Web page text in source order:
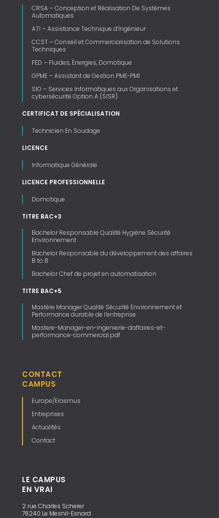
CRSA – Conception et Réalisation De Systèmes
Automatiques
ATI – Assistance Technique d’Ingénieur
CCST – Conseil et Commercialisation de Solutions
Techniques
FED – Fluides, Énergies, Domotique
GPME – Assistant de Gestion PME-PMI
SIO – Services Informatiques aux Organisations et
cybersécurité Option A (SISR)
CERTIFICAT DE SPÉCIALISATION
Technicien En Soudage
LICENCE
Informatique Générale
LICENCE PROFESSIONNELLE
Domotique
TITRE BAC+3
Bachelor Responsable Qualité Hygiène Sécurité
Environnement
Bachelor Responsable du développement des affaires
B to B
Bachelor Chef de projet en automatisation
TITRE BAC+5
Mastère Manager Qualité Sécurité Environnement et
Performance durable de l’entreprise
Mastere-Manager-en-ingenierie-daffaires-et-
performance-commercial.pdf
CONTACT
CAMPUS
Europe/Erasmus
Entreprises
Actualités
Contact
LE CAMPUS
EN VRAI
2 rue Charles Scherer
76240 Le Mesnil-Esnard